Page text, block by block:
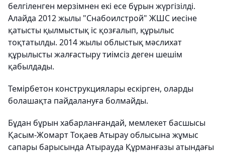
белгіленген мерзімнен екі есе бұрын жүргізілді.
Алайда 2012 жылы "Снабоилстрой" ЖШС иесіне
қатысты қылмыстық іс қозғалып, құрылыс
тоқтатылды. 2014 жылы облыстық мәслихат
құрылысты жалғастыру тиімсіз деген шешім
қабылдады.
Темірбетон конструкциялары ескірген, оларды
болашақта пайдалануға болмайды.
Бұдан бұрын хабарланғандай, мемлекет басшысы
Қасым-Жомарт Тоқаев Атырау облысына жұмыс
сапары барысында Атырауда Құрманғазы атындағы